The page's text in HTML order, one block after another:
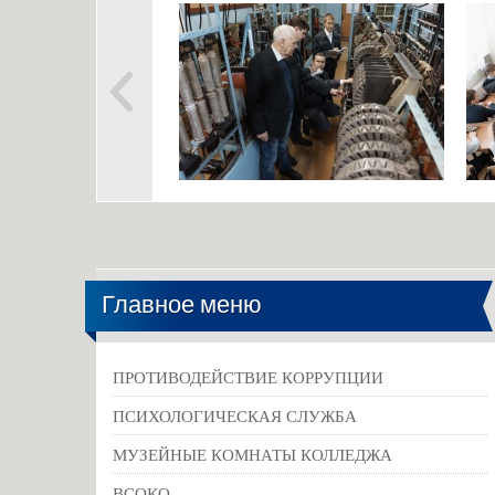
Главное меню
ПРОТИВОДЕЙСТВИЕ КОРРУПЦИИ
ПСИХОЛОГИЧЕСКАЯ СЛУЖБА
МУЗЕЙНЫЕ КОМНАТЫ КОЛЛЕДЖА